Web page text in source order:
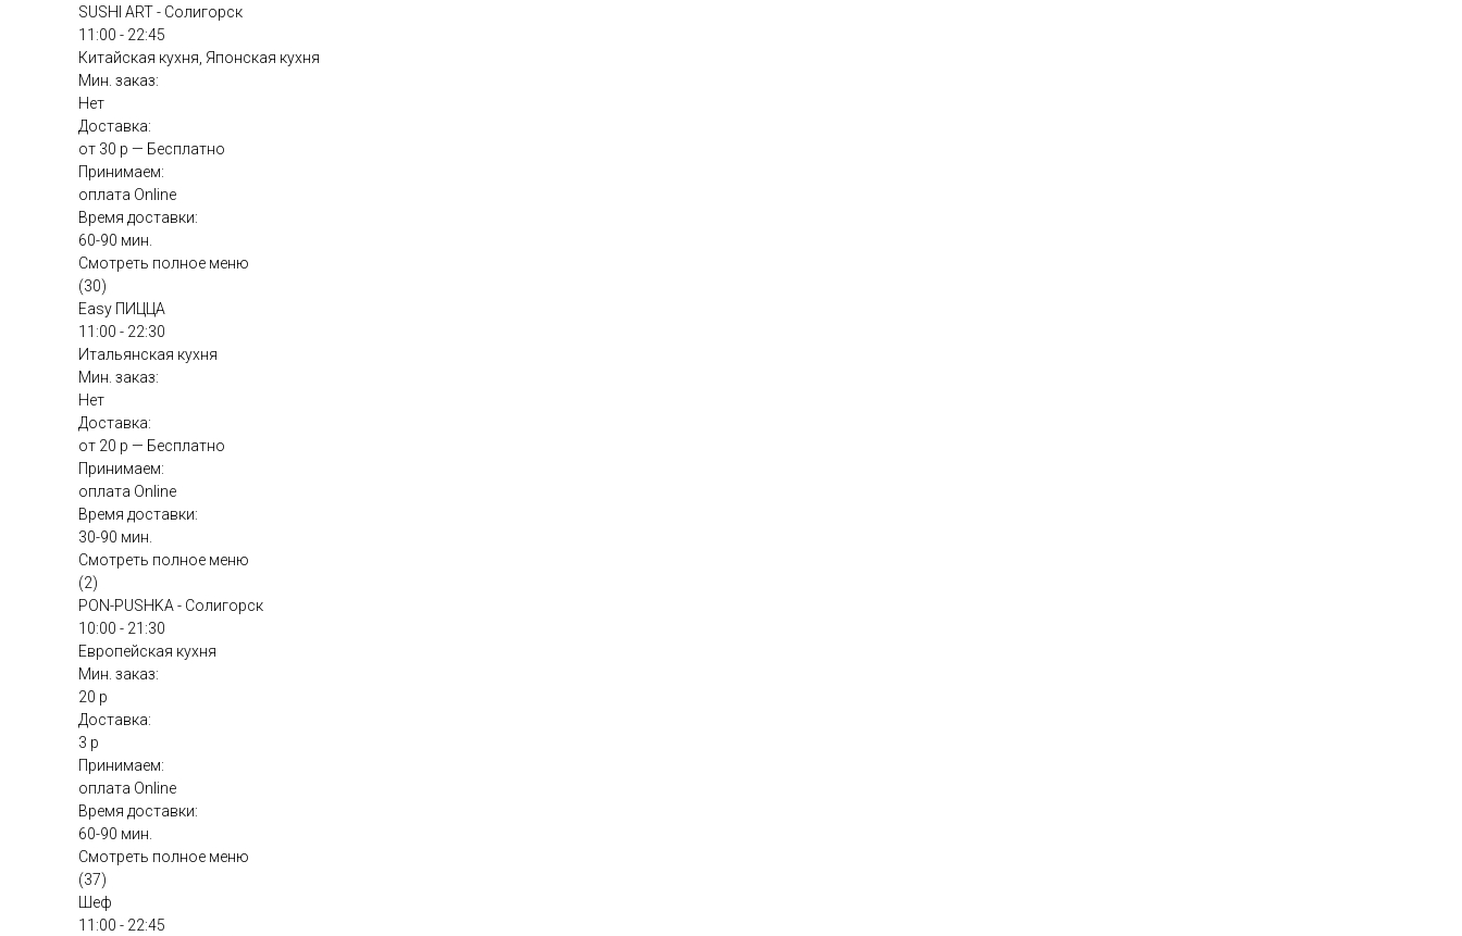
SUSHI ART - Солигорск
11:00 - 22:45
Китайская кухня, Японская кухня
Мин. заказ:
Нет
Доставка:
от 30 р — Бесплатно
Принимаем:
оплата Online
Время доставки:
60-90 мин.
Смотреть полное меню
(30)
Easy ПИЦЦА
11:00 - 22:30
Итальянская кухня
Мин. заказ:
Нет
Доставка:
от 20 р — Бесплатно
Принимаем:
оплата Online
Время доставки:
30-90 мин.
Смотреть полное меню
(2)
PON-PUSHKA - Солигорск
10:00 - 21:30
Европейская кухня
Мин. заказ:
20 р
Доставка:
3 р
Принимаем:
оплата Online
Время доставки:
60-90 мин.
Смотреть полное меню
(37)
Шеф
11:00 - 22:45